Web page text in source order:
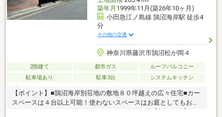
築年月 1999年11月(築26年10ヶ月)
小田急江ノ島線 鵠沼海岸駅 徒歩4
分
その他の交通
神奈川県藤沢市鵠沼松が岡４
2階建て 都市ガス
ルーフバルコニー
駐車場あり
駐車3台 システムキッチン
【ポイント】■鵠沼海岸別荘地の敷地８０坪越えの広々住宅■カー
スペースは４台以上可能！使わないスペースはお庭としてもお使